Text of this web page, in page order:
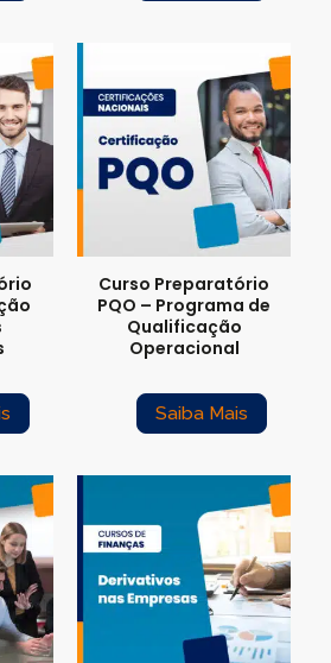
Curso Preparatório
PQO – Programa de
Qualificação
Operacional
Saiba Mais